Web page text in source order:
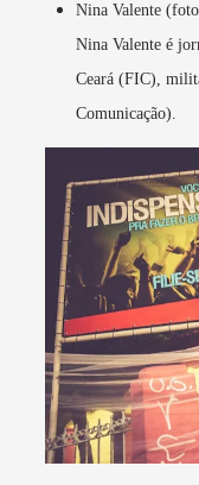
Nina Valente
Nina Valente é
Ceará (FIC),
Comunicação).